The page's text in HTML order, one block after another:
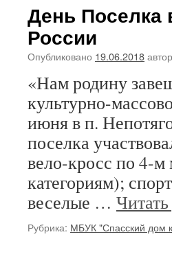
День Поселка
России
Опубликовано 19.06.2018
«Нам родину
культурно-
июня в п.
поселка
вело-кросс по 4-
категориям);
веселые …
Рубрика: МБУК "Спасский дом